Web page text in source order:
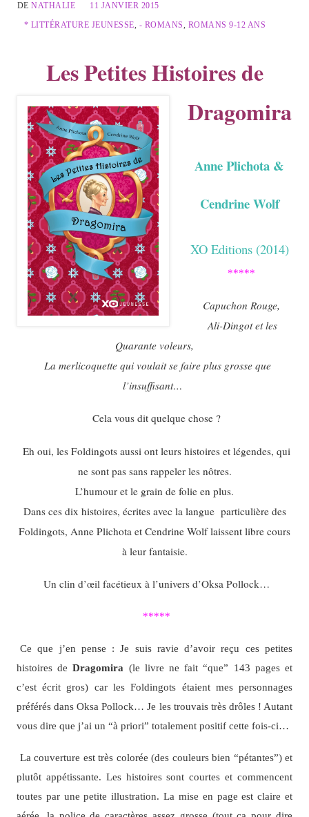
DENATHALIE
11 JANVIER 2015
* LITTÉRATURE JEUNESSE, - ROMANS, ROMANS 9-12 ANS
Les Petites Histoires de
Dragomira
Anne Plichota &
Cendrine Wolf
XO Editions (2014)
*****
Capuchon Rouge,
Ali-Dingot et les
Quarante voleurs,
La merlicoquette qui voulaitse faire plus grosse que
l’insuffisant…
Cela vous dit quelque chose ?
Eh oui, les Foldingots aussi ont leurs histoires et légendes, qui
ne sont pas sans rappeler les nôtres.
L’humour et le grain de folie en plus.
Dans ces dix histoires, écrites avec la langue particulière des
Foldingots, Anne Plichota et Cendrine Wolf laissent libre cours
à leur fantaisie.
Un clin d’œil facétieux à l’univers d’Oksa Pollock…
*****
Ce que j’en pense : Je suis ravie d’avoir reçu ces petites
histoires deDragomira (le livre ne fait “que” 143 pages et
c’est écrit gros) car les Foldingots étaient mes personnages
préférés dans Oksa Pollock… Je les trouvais très drôles ! Autant
vous dire que j’ai un “à priori” totalement positif cette fois-ci…
La couverture est très colorée (des couleurs bien “pétantes”) et
plutôt appétissante. Les histoires sont courtes et commencent
toutes par une petite illustration. La mise en page est claire et